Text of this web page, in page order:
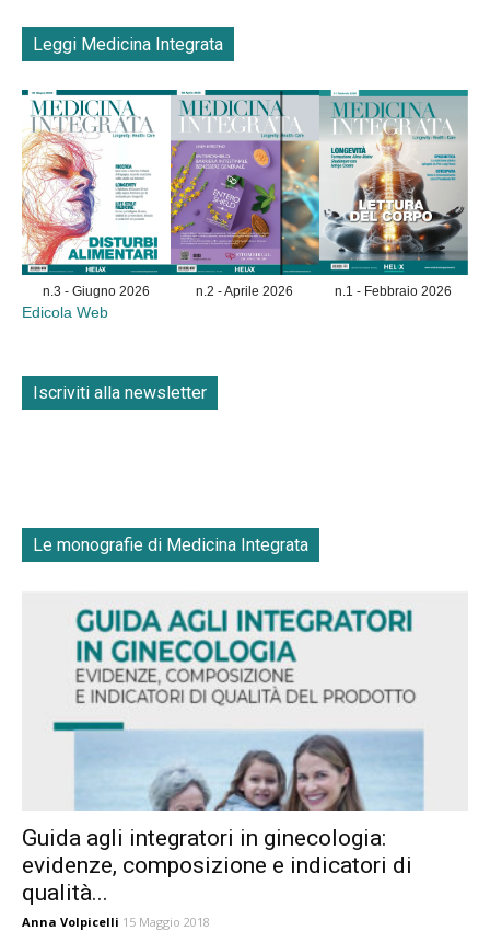
Leggi Medicina Integrata
n.3 - Giugno 2026 n.2 - Aprile 2026 n.1 - Febbraio 2026
Edicola Web
Iscriviti alla newsletter
Le monografie di Medicina Integrata
Guida agli integratori in ginecologia:
evidenze, composizione e indicatori di
qualità...
Anna Volpicelli 15 Maggio 2018